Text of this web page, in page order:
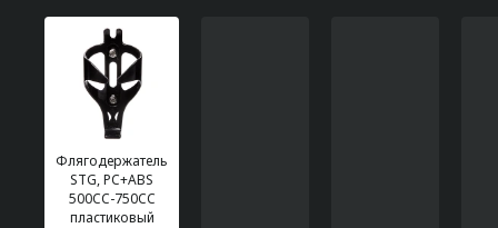
Флягодержатель
STG, PC+ABS
500CC-750CC
пластиковый